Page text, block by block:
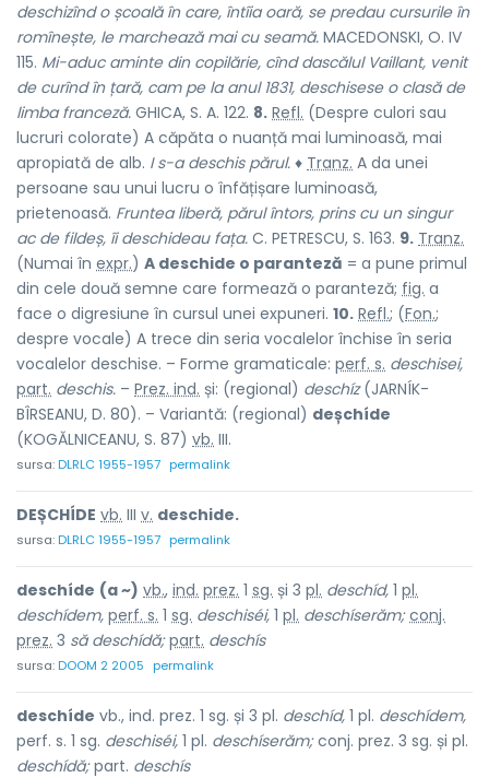
deschizînd o școală în care, întîia oară, se predau cursurile în
romînește, le marchează mai cu seamă. MACEDONSKI, O. IV
115. Mi-aduc aminte din copilărie, cînd dascălul Vaillant, venit
de curînd în țară, cam pe la anul 1831, deschisese o clasă de
limba franceză. GHICA, S. A. 122. 8. Refl. (Despre culori sau
lucruri colorate) A căpăta o nuanță mai luminoasă, mai
apropiată de alb. I s-a deschis părul. ♦ Tranz. A da unei
persoane sau unui lucru o înfățișare luminoasă,
prietenoasă. Fruntea liberă, părul întors, prins cu un singur
ac de fildeș, îi deschideau fața. C. PETRESCU, S. 163. 9. Tranz.
(Numai în expr.) A deschide o paranteză = a pune primul
din cele două semne care formează o paranteză; fig. a
face o digresiune în cursul unei expuneri. 10. Refl.; (Fon.;
despre vocale) A trece din seria vocalelor închise în seria
vocalelor deschise. – Forme gramaticale: perf. s. deschisei,
part. deschis. – Prez. ind. și: (regional) deschíz(JARNÍK-
BÎRSEANU, D. 80). – Variantă: (regional) deșchíde
(KOGĂLNICEANU, S. 87) vb. III.
sursa:DLRLC 1955-1957 permalink
DEȘCHÍDE vb. III v. deschide.
sursa:DLRLC 1955-1957 permalink
deschíde (a ~) vb., ind. prez. 1 sg. și 3 pl. deschíd, 1 pl.
deschídem, perf. s. 1 sg. deschiséi, 1 pl. deschíserăm; conj.
prez. 3 să deschídă; part. deschís
sursa:DOOM 2 2005 permalink
deschíde vb., ind. prez. 1 sg. și 3 pl. deschíd, 1 pl. deschídem,
perf. s. 1 sg. deschiséi, 1 pl. deschíserăm;conj. prez. 3 sg. și pl.
deschídă;part. deschís